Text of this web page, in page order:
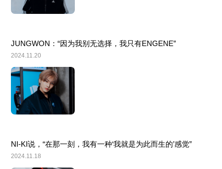
JUNGWON：“因为我别无选择，我只有ENGENE”
2024.11.20
NI-KI说，“在那一刻，我有一种‘我就是为此而生的’感觉”
2024.11.18